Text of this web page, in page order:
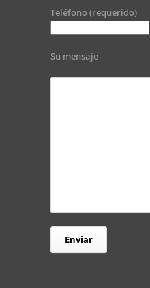
Teléfono (requerido)
Su mensaje